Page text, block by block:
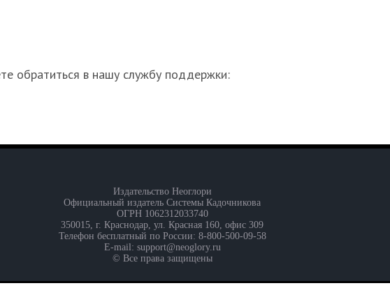
обратиться в нашу службу поддержки:
Издательство Неоглори
Официальный издатель Системы Кадочникова
ОГРН 1062312033740
350015, г. Краснодар, ул. Красная 160, офис 309
Телефон бесплатный по России: 8-800-500-09-58
E-mail: support@neoglory.ru
© Все права защищены